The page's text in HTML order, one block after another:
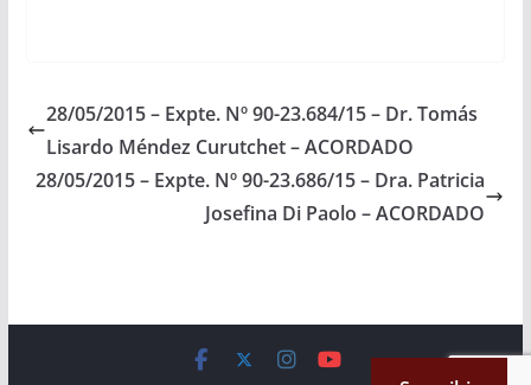
Acordado el
28/05/2015 – Expte. Nº 90-23.684/15 – Dr. Tomás
Lisardo Méndez Curutchet – ACORDADO
28/05/2015 – Expte. Nº 90-23.686/15 – Dra. Patricia
Josefina Di Paolo – ACORDADO